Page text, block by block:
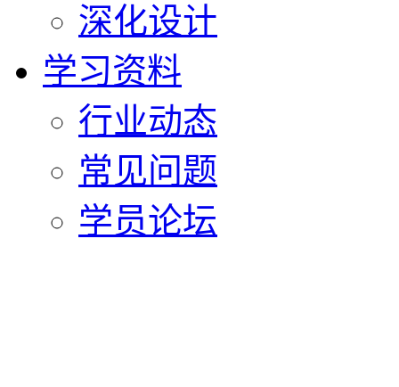
深化设计
学习资料
行业动态
常见问题
学员论坛